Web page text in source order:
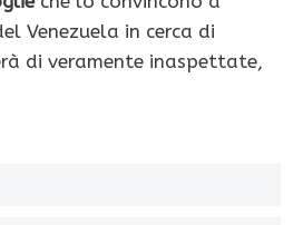
Venezuela in cerca di
di veramente inaspettate,